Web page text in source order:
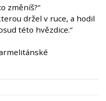
změníš?“
držel v ruce, a hodil
této hvězdice.“